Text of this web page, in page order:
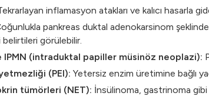
inflamasyon atakları ve kalıcı hasarla
pankreas duktal adenokarsinom şeklinde
görülebilir.
IPMN (intraduktal papiller müsinöz neoplazi):
(PEI): Yetersiz enzim üretimine bağlı
tümörleri (NET): İnsülinoma, gastrinoma